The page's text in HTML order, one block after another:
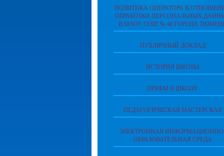
ПОЛИТИКА ОПЕРАТОРА В
ОБРАБОТКИ ПЕРСОНАЛЬНЫХ
В МАОУ СОШ № 48 ГОРОДА
ПУБЛИЧНЫЙ ДОКЛАД
ИСТОРИЯ ШКОЛЫ
ПРИЕМ В ШКОЛУ
ПЕДАГОГИЧЕСКАЯ МАСТЕРСКАЯ
ЭЛЕКТРОННАЯ
ОБРАЗОВАТЕЛЬНАЯ СРЕДА